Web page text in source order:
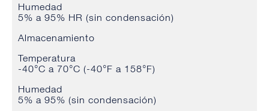
Humedad
5% a 95% HR (sin condensación)
Almacenamiento
Temperatura
-40°C a 70°C (-40°F a 158°F)
Humedad
5% a 95% (sin condensación)